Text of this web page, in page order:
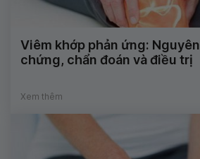
Viêm khớp phản ứng:
chứng, chẩn đoán và điều trị
Xem thêm